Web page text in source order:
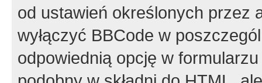
od ustawień określonych przez
wyłączyć BBCode w
odpowiednią opcję w